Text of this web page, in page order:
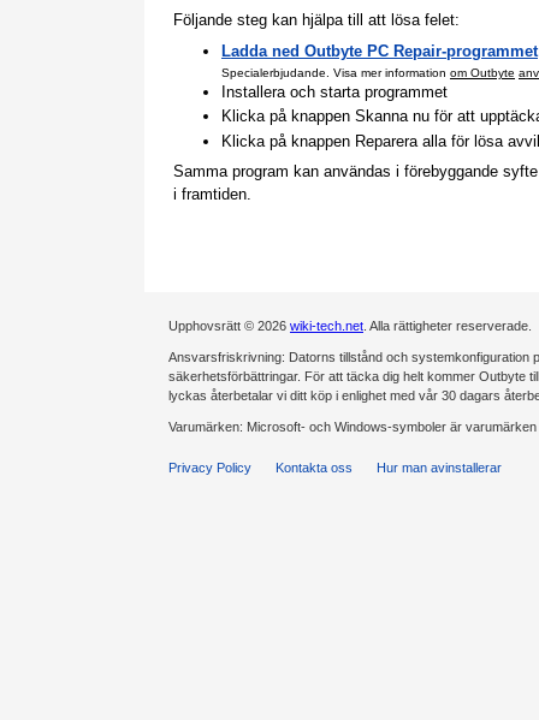
Följande steg kan hjälpa till att lösa felet:
Ladda ned Outbyte PC Repair-programmet
Specialerbjudande. Visa mer information om Outbyte
Installera och starta programmet
Klicka på knappen Skanna nu för att
Klicka på knappen Reparera alla för lösa
Samma program kan användas i förebyggande
i framtiden.
Upphovsrätt © 2026 wiki-tech.net . Alla rättigheter reserverade.
Ansvarsfriskrivning: Datorns tillstånd och systemkonfiguration
säkerhetsförbättringar. För att täcka dig helt kommer Outbyte
lyckas återbetalar vi ditt köp i enlighet med vår 30 dagars
Varumärken: Microsoft- och Windows-symboler är
Privacy Policy Kontakta oss Hur man avinstallerar